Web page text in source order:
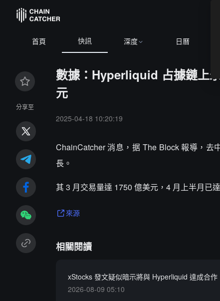
首頁 快訊 深度 日曆
分享至
數據：Hyperliquid 占據鏈上
元
2025-04-18 10:20:19
ChainCatcher 消息，据 The Block 報導，
長。
其 3 月交易量達 1750 億美元，4 月上半月已
來源
相關閱讀
xStocks 發文疑似暗示將與 Hyperliquid 達成合作
2026-08-09 05:10